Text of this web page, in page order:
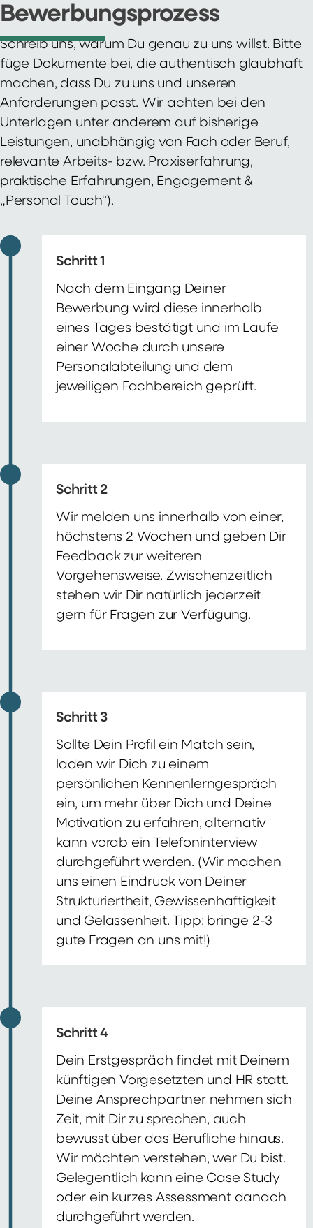
Bewerbungsprozess
Schreib uns, warum Du genau zu uns willst. Bitte
füge Dokumente bei, die authentisch glaubhaft
machen, dass Du zu uns und unseren
Anforderungen passt. Wir achten bei den
Unterlagen unter anderem auf bisherige
Leistungen, unabhängig von Fach oder Beruf,
relevante Arbeits- bzw. Praxiserfahrung,
praktische Erfahrungen, Engagement &
„Personal Touch“).
Schritt 1
Nach dem Eingang Deiner
Bewerbung wird diese innerhalb
eines Tages bestätigt und im Laufe
einer Woche durch unsere
Personalabteilung und dem
jeweiligen Fachbereich geprüft.
Schritt 2
Wir melden uns innerhalb von einer,
höchstens 2 Wochen und geben Dir
Feedback zur weiteren
Vorgehensweise. Zwischenzeitlich
stehen wir Dir natürlich jederzeit
gern für Fragen zur Verfügung.
Schritt 3
Sollte Dein Profil ein Match sein,
laden wir Dich zu einem
persönlichen Kennenlerngespräch
ein, um mehr über Dich und Deine
Motivation zu erfahren, alternativ
kann vorab ein Telefoninterview
durchgeführt werden. (Wir machen
uns einen Eindruck von Deiner
Strukturiertheit, Gewissenhaftigkeit
und Gelassenheit. Tipp: bringe 2-3
gute Fragen an uns mit!)
Schritt 4
Dein Erstgespräch findet mit Deinem
künftigen Vorgesetzten und HR statt.
Deine Ansprechpartner nehmen sich
Zeit, mit Dir zu sprechen, auch
bewusst über das Berufliche hinaus.
Wir möchten verstehen, wer Du bist.
Gelegentlich kann eine Case Study
oder ein kurzes Assessment danach
durchgeführt werden.